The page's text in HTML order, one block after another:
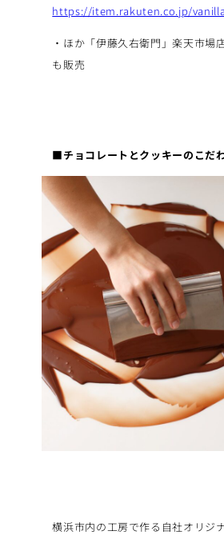
https://item.rakuten.co.jp/
・ほか「伊藤久右衛門」楽天市場
も販売
■チョコレートとクッキーのこだ
横浜市内の工房で作る自社オリジ